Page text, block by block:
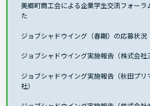
美郷町商工会による企業学生交流フォーラ
た
ジョブシャドウイング（春期）の応募状況
ジョブシャドウイング実施報告（株式会社
ジョブシャドウイング実施報告（秋田プリ
社）